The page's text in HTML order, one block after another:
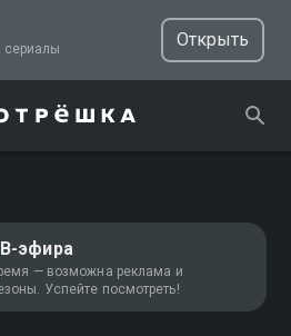
ТВ, фильмы и сериалы
Открыть
эфира
— возможна реклама и
Успейте посмотреть!